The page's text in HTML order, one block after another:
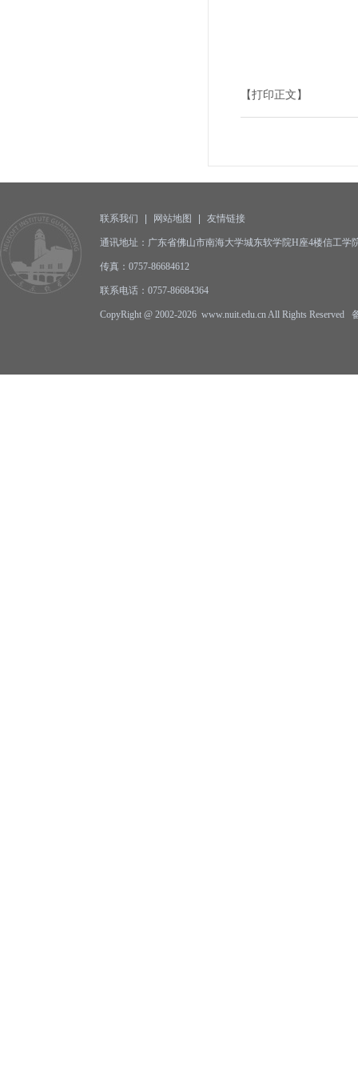
【打印正文】
联系我们 网站地图 友情链接
通讯地址：广东省佛山市南海大学城东软学院H座4楼信工
传真：0757-86684612
联系电话：0757-86684364
CopyRight @ 2002-2026 www.nuit.edu.cn All Rights Reserved